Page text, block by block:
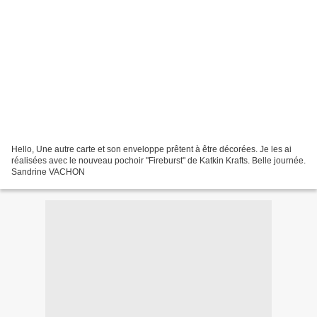
Hello, Une autre carte et son enveloppe prêtent à être décorées. Je les ai
réalisées avec le nouveau pochoir "Fireburst" de Katkin Krafts. Belle journée.
Sandrine VACHON